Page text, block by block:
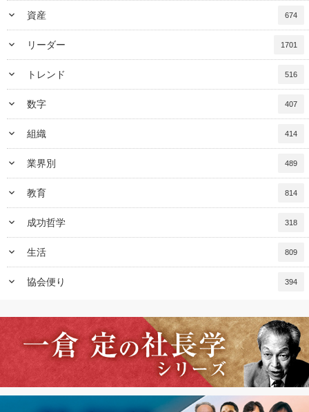
keyboard_arrow_down 資産 674
keyboard_arrow_down リーダー 1701
keyboard_arrow_down トレンド 516
keyboard_arrow_down 数字 407
keyboard_arrow_down 組織 414
keyboard_arrow_down 業界別 489
keyboard_arrow_down 教育 814
keyboard_arrow_down 成功哲学 318
keyboard_arrow_down 生活 809
keyboard_arrow_down 協会便り 394